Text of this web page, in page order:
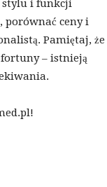
stylu i funkcji
porównać ceny i
Pamiętaj, że
– istnieją